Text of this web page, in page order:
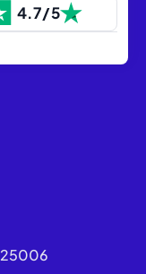
4.7/5
25006